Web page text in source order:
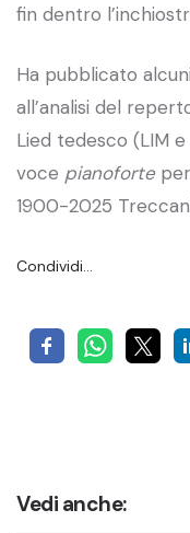
fin dentro
Ha pubblicato
all’analisi del
Lied tedesco (LIM
voce pianoforteper
1900-2025
Condividi…
Vedi anche: